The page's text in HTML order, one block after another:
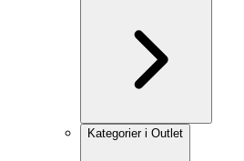
Kategorier i Outlet